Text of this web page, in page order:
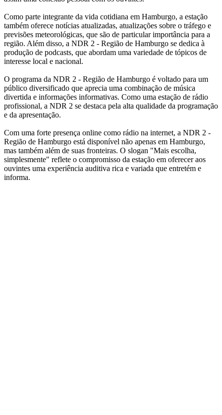
Como parte integrante da vida cotidiana em Hamburgo, a estação
também oferece notícias atualizadas, atualizações sobre o tráfego e
previsões meteorológicas, que são de particular importância para a
região. Além disso, a NDR 2 - Região de Hamburgo se dedica à
produção de podcasts, que abordam uma variedade de tópicos de
interesse local e nacional.
O programa da NDR 2 - Região de Hamburgo é voltado para um
público diversificado que aprecia uma combinação de música
divertida e informações informativas. Como uma estação de rádio
profissional, a NDR 2 se destaca pela alta qualidade da programação
e da apresentação.
Com uma forte presença online como rádio na internet, a NDR 2 -
Região de Hamburgo está disponível não apenas em Hamburgo,
mas também além de suas fronteiras. O slogan "Mais escolha,
simplesmente" reflete o compromisso da estação em oferecer aos
ouvintes uma experiência auditiva rica e variada que entretém e
informa.